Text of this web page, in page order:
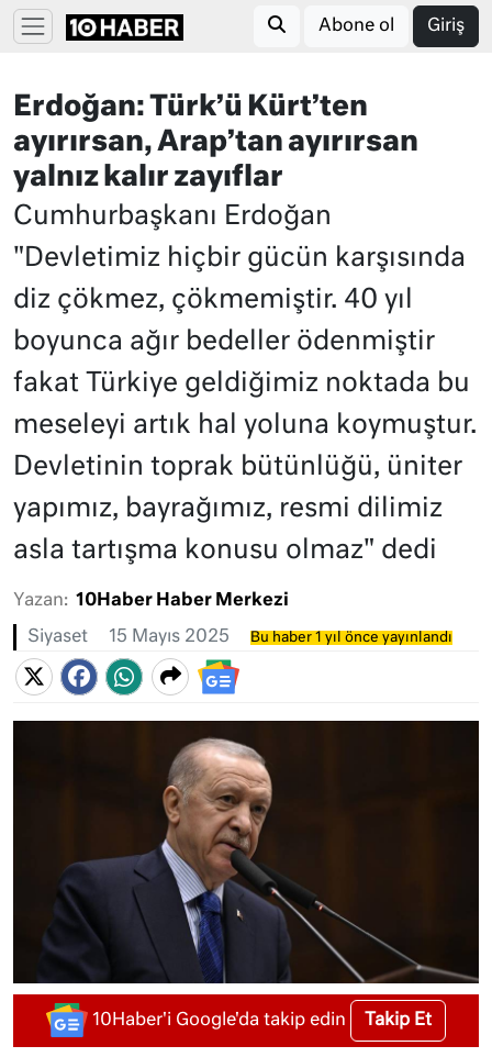
Abone ol Giriş
Erdoğan: Türk’ü Kürt’ten
ayırırsan, Arap’tan ayırırsan
yalnız kalır zayıflar
Cumhurbaşkanı Erdoğan
"Devletimiz hiçbir gücün karşısında
diz çökmez, çökmemiştir. 40 yıl
boyunca ağır bedeller ödenmiştir
fakat Türkiye geldiğimiz noktada bu
meseleyi artık hal yoluna koymuştur.
Devletinin toprak bütünlüğü, üniter
yapımız, bayrağımız, resmi dilimiz
asla tartışma konusu olmaz" dedi
Yazan: 10Haber Haber Merkezi
Siyaset 15 Mayıs 2025 Bu haber 1 yıl önce yayınlandı
10Haber'i Google'da takip edin Takip Et